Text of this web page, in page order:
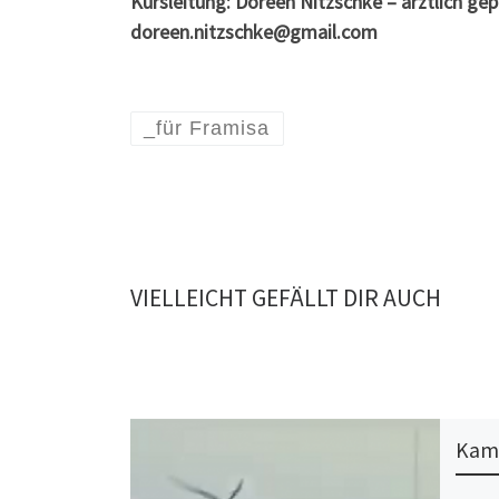
doreen.nitzschke@gmail.com
_für Framisa
VIELLEICHT GEFÄLLT DIR AUCH